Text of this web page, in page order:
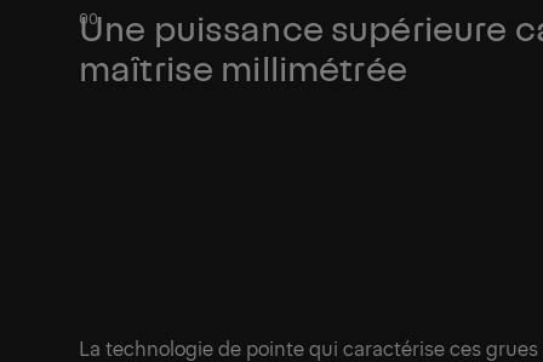
Une puissance supérieure
maîtrise millimétrée
La technologie de pointe qui caractérise ces